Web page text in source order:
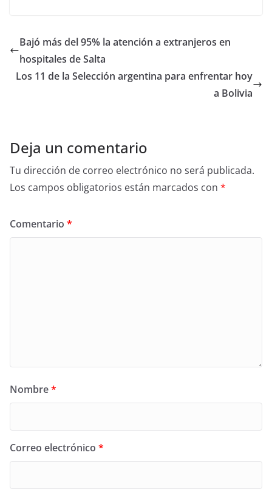
Bajó más del 95% la atención a extranjeros en
hospitales de Salta
Los 11 de la Selección argentina para enfrentar hoy
a Bolivia
Deja un comentario
Tu dirección de correo electrónico no será publicada.
Los campos obligatorios están marcados con *
Comentario *
Nombre*
Correo electrónico *